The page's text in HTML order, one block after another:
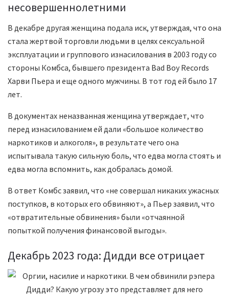
несовершеннолетними
В декабре другая женщина подала иск, утверждая, что она
стала жертвой торговли людьми в целях сексуальной
эксплуатации и группового изнасилования в 2003 году со
стороны Комбса, бывшего президента Bad Boy Records
Харви Пьера и еще одного мужчины. В тот год ей было 17
лет.
В документах неназванная женщина утверждает, что
перед изнасилованием ей дали «большое количество
наркотиков и алкоголя», в результате чего она
испытывала такую ​​сильную боль, что едва могла стоять и
едва могла вспомнить, как добралась домой.
В ответ Комбс заявил, что «не совершал никаких ужасных
поступков, в которых его обвиняют», а Пьер заявил, что
«отвратительные обвинения» были «отчаянной
попыткой получения финансовой выгоды».
Декабрь 2023 года: Дидди все отрицает